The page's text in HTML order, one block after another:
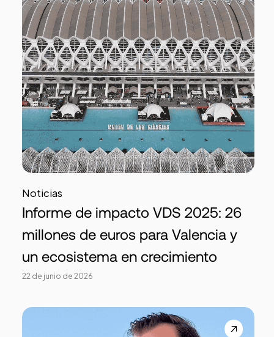
Noticias
Informe de impacto VDS 2025: 26
millones de euros para Valencia y
un ecosistema en crecimiento
22 de junio de 2026